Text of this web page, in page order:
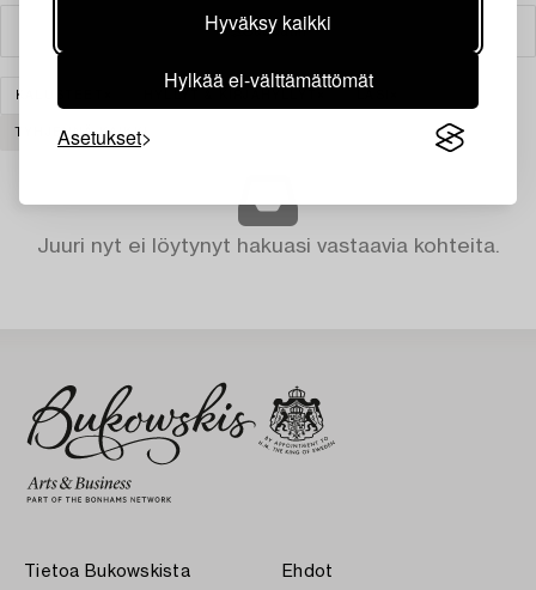
Hyväksy kaikki
Hylkää ei-välttämättömät
Asetukset
Suodatin
KALUSTEET HYLLYT & KIRJAHYLLYT
TYHJENNÄ KAIKKI
Juuri nyt ei löytynyt hakuasi vastaavia kohteita.
Tietoa Bukowskista Ehdot